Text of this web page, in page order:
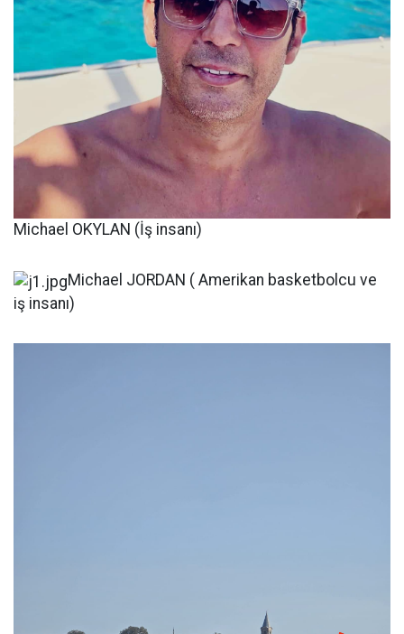
Michael OKYLAN (İş insanı)
Michael JORDAN ( Amerikan basketbolcu ve
iş insanı)